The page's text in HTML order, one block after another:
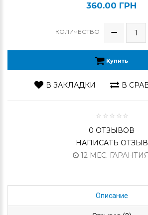
360.00 ГРН
КОЛИЧЕСТВО
Купить
В ЗАКЛАДКИ В
0 ОТЗЫВОВ
НАПИСАТЬ ОТЗЫВ
12 МЕС.
Описание